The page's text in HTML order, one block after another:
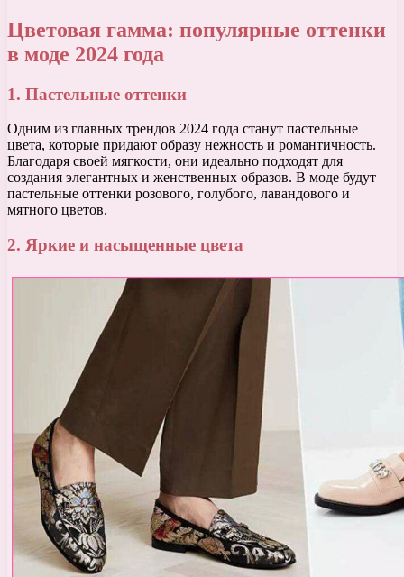
Цветовая гамма: популярные оттенки
в моде 2024 года
1. Пастельные оттенки
Одним из главных трендов 2024 года станут пастельные
цвета, которые придают образу нежность и романтичность.
Благодаря своей мягкости, они идеально подходят для
создания элегантных и женственных образов. В моде будут
пастельные оттенки розового, голубого, лавандового и
мятного цветов.
2. Яркие и насыщенные цвета